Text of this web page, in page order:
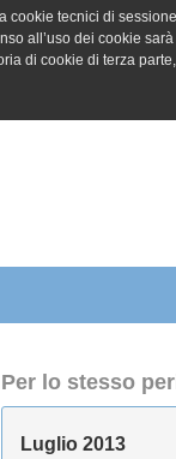
tecnici di
all’uso dei cookie
di cookie di terza
Per lo stesso
Luglio 2013